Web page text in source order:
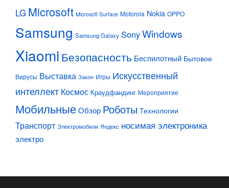
LG Microsoft Microsoft Surface Motorola Nokia OPPO
Samsung Samsung Galaxy SonyWindows
Xiaomi Безопасность Беспилотный Бытовое
Вирусы Выставка Закон Игры Искусственный
интеллект Космос Краудфандинг Мероприятие
МобильныеОбзор Роботы Технологии
Транспорт Электромобили Яндекс носимая электроника
электро